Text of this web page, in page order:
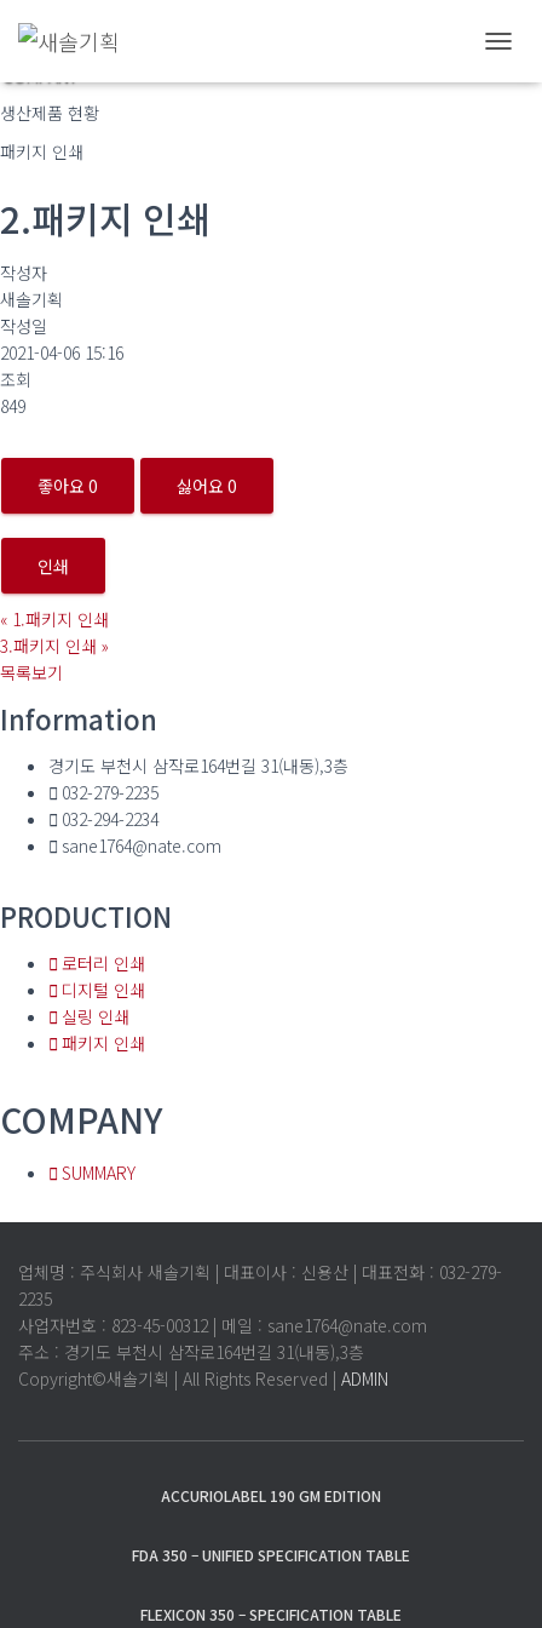
비
생산제품 현황
패키지 인쇄
2.패키지 인쇄
작성자
새솔기획
작성일
2021-04-06 15:16
조회
849
좋아요 0 싫어요 0
인쇄
« 1.패키지 인쇄
3.패키지 인쇄 »
목록보기
Information
경기도 부천시 삼작로164번길 31(내동),3층
032-279-2235
032-294-2234
sane1764@nate.com
PRODUCTION
로터리 인쇄
디지털 인쇄
실링 인쇄
패키지 인쇄
COMPANY
SUMMARY
업체명 : 주식회사 새솔기획 | 대표이사 : 신용산 | 대표전화 : 032-279-
2235
사업자번호 : 823-45-00312 | 메일 : sane1764@nate.com
주소 : 경기도 부천시 삼작로164번길 31(내동),3층
Copyright©새솔기획 | All Rights Reserved | ADMIN
ACCURIOLABEL 190 GM EDITION
FDA 350 – UNIFIED SPECIFICATION TABLE
FLEXICON 350 – SPECIFICATION TABLE